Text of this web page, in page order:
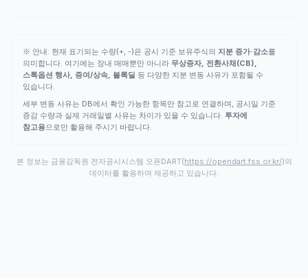
※ 안내: 현재 표기되는 수량(+, -)은 공시 기준 보유주식의 지분 증가·감소를
의미합니다. 여기에는 장내 매매뿐만 아니라 무상증자, 전환사채(CB),
스톡옵션 행사, 증여/상속, 블록딜 등 다양한 지분 변동 사유가 포함될 수
있습니다.
세부 변동 사유는 DB에서 확인 가능한 항목만 참고로 연결하며, 공시일 기준
증감 수량과 실제 거래일별 사유는 차이가 있을 수 있습니다. 투자에
참고용으로만 활용해 주시기 바랍니다.
본 정보는 금융감독원 전자공시시스템 오픈DART(https://opendart.fss.or.kr/)의
데이터를 활용하여 제공하고 있습니다.